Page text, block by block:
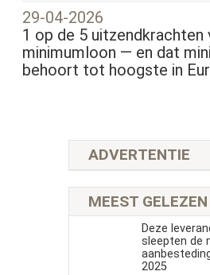
29-04-2026
1 op de 5 uitzendkrachten
minimumloon — en dat
behoort tot hoogste in
ADVERTENTIE
MEEST GELEZEN
Deze
sleepten de
2025